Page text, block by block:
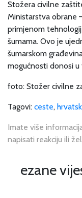
Stožera civilne
Ministarstva obrane
primjenom
šumama. Ovo je
šumarskom
mogućnosti donosi
foto: Stožer civilne
Tagovi: ceste,
Imate više
napisati reakciju ili
Vezane